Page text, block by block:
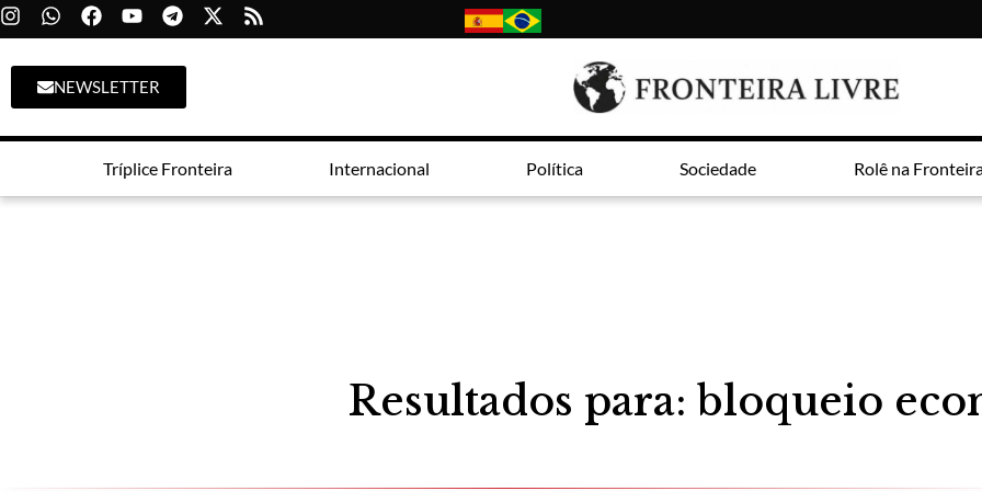
NEWSLETTER
Tríplice Fronteira Internacional Política Sociedade Rolê na
Resultados para: bloqueio